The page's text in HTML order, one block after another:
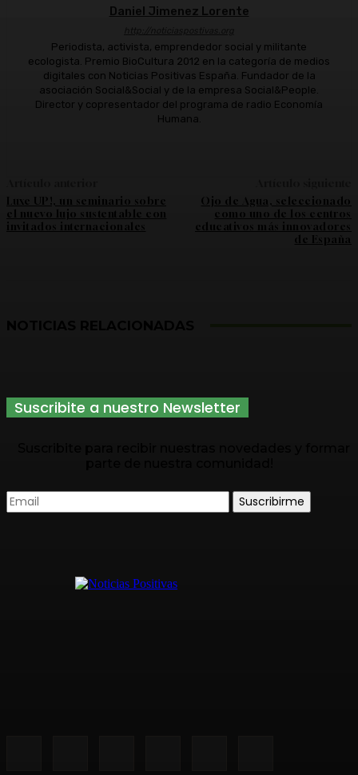
Daniel Jimenez Lorente
Periodista, activista, emprendedor social y militante
ecologista. Premio BioCultura 2012 en la categoría de medios
digitales con Noticias Positivas España. Fundador de la
asociación Social&Social y de la empresa Social&People.
Director y copresentador del programa de radio Economía
Humana.
Luxe UP!, un seminario sobre
el nuevo lujo sustentable con
invitados internacionales
Ojo de Agua, seleccionado
como uno de los centros
educativos más innovadores
de España
Suscribite a nuestro Newsletter